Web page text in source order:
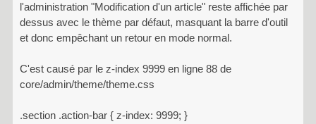
l'administration "Modification d'un article" reste affichée par
dessus avec le thème par défaut, masquant la barre d'outil
et donc empêchant un retour en mode normal.
C'est causé par le z-index 9999 en ligne 88 de
core/admin/theme/theme.css
.section .action-bar { z-index: 9999; }